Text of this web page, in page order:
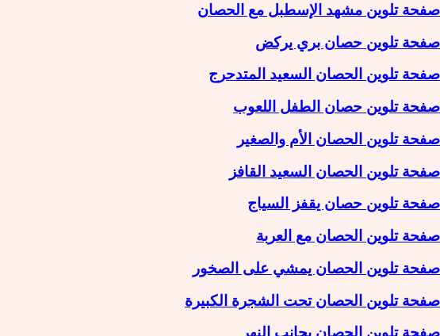
صفحة تلوين مشهد الإسطبل مع الحصان
صفحة تلوين حصان بري يركض
صفحة تلوين الحصان السعيد المتدحرج
صفحة تلوين حصان الطفل اللعوب
صفحة تلوين الحصان الأم والصغير
صفحة تلوين الحصان السعيد القافز
صفحة تلوين حصان يقفز السياج
صفحة تلوين الحصان مع العربة
صفحة تلوين الحصان يمشي على الصخور
صفحة تلوين الحصان تحت الشجرة الكبيرة
صفحة تلوين الحصان بجانب النهر